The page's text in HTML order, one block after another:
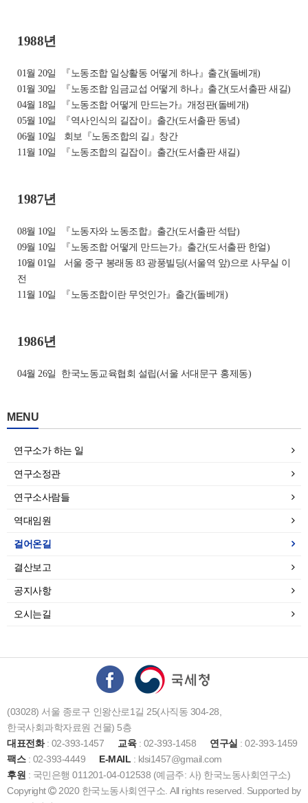
1988년
01월 20일
『노동조합 일상활동 어떻게 하나』출간(돌베개)
01월 30일
『노동조합 임금교섭 어떻게 하나』출간(도서출판 새길)
04월 18일
『노동조합 어떻게 만드는가』개정판(돌베개)
05월 10일
『역사인식의 길잡이』출간(도서출판 동녘)
06월 10일
회보『노동조합의 길』창간
11월 10일
『노동조합의 길잡이』출간(도서출판 새길)
1987년
08월 10일
『노동자와 노동조합』출간(도서출판 석탑)
09월 10일
『노동조합 어떻게 만드는가』출간(도서출판 한얼)
10월 01일
서울 중구 봉래동 83 광풍빌딩(서울역 앞)으로 사무실 이
전
11월 10일
『노동조합이란 무엇인가』출간(돌베개)
1986년
04월 26일 한국노동교육협회 설립(서울 서대문구 홍제동)
MENU
연구소가 하는 일
연구소정관
연구소사람들
역대임원
걸어온길
결산보고
공지사항
오시는길
(03028) 서울 종로구 인왕산로1길 25(사직동 304-28,
한국사회과학자료원 건물) 5층
대표전화: 02-393-1457 교육: 02-393-1458 연구실 : 02-393-1459
팩스: 02-393-4449 E-MAIL : klsi1457@gmail.com
후원 : 국민은행 011201-04-012538 (예금주: 사) 한국노동사회연구소)
Copyright
2020 한국노동사회연구소. All rights reserved. Supported by